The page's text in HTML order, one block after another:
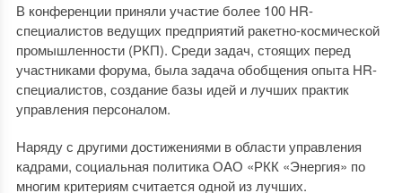
В конференции приняли участие более 100 HR-
специалистов ведущих предприятий ракетно-космической
промышленности (РКП). Среди задач, стоящих перед
участниками форума, была задача обобщения опыта HR-
специалистов, создание базы идей и лучших практик
управления персоналом.
Наряду с другими достижениями в области управления
кадрами, социальная политика ОАО «РКК «Энергия» по
многим критериям считается одной из лучших.